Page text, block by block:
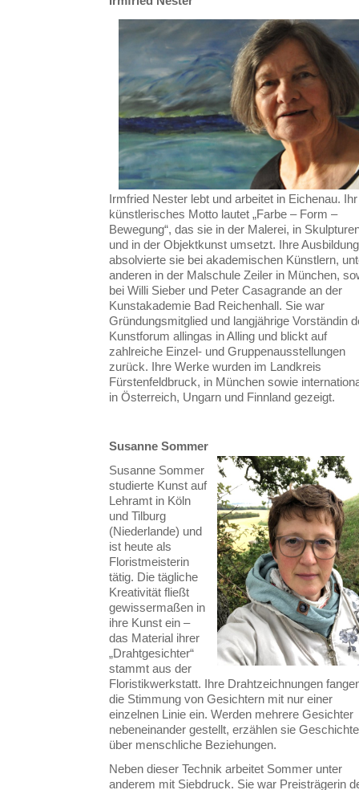
Irmfried Nester lebt und arbeitet in Eichenau. Ihr
künstlerisches Motto lautet „Farbe – Form –
Bewegung“, das sie in der Malerei, in
und in der Objektkunst umsetzt. Ihre Ausbildung
absolvierte sie bei akademischen Künstlern,
anderen in der Malschule Zeiler in München,
bei Willi Sieber und Peter Casagrande an der
Kunstakademie Bad Reichenhall. Sie war
Gründungsmitglied und langjährige Vorständin
Kunstforum allingas in Alling und blickt auf
zahlreiche Einzel- und Gruppenausstellungen
zurück. Ihre Werke wurden im Landkreis
Fürstenfeldbruck, in München sowie
in Österreich, Ungarn und Finnland gezeigt.
Susanne Sommer
Susanne Sommer
studierte Kunst auf
Lehramt in Köln
und Tilburg
(Niederlande) und
ist heute als
Floristmeisterin
tätig. Die tägliche
Kreativität fließt
gewissermaßen in
ihre Kunst ein –
das Material ihrer
„Drahtgesichter“
stammt aus der
Floristikwerkstatt. Ihre Drahtzeichnungen
die Stimmung von Gesichtern mit nur einer
einzelnen Linie ein. Werden mehrere Gesichter
nebeneinander gestellt, erzählen sie
über menschliche Beziehungen.
Neben dieser Technik arbeitet Sommer unter
anderem mit Siebdruck. Sie war Preisträgerin